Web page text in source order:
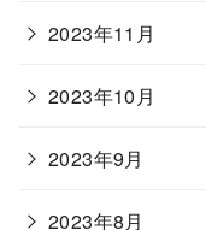
2023年11月
2023年10月
2023年9月
2023年8月